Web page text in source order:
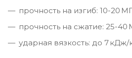
прочность на изгиб: 10-20
прочность на сжатие: 25-40
ударная вязкость: до 7 кДж/